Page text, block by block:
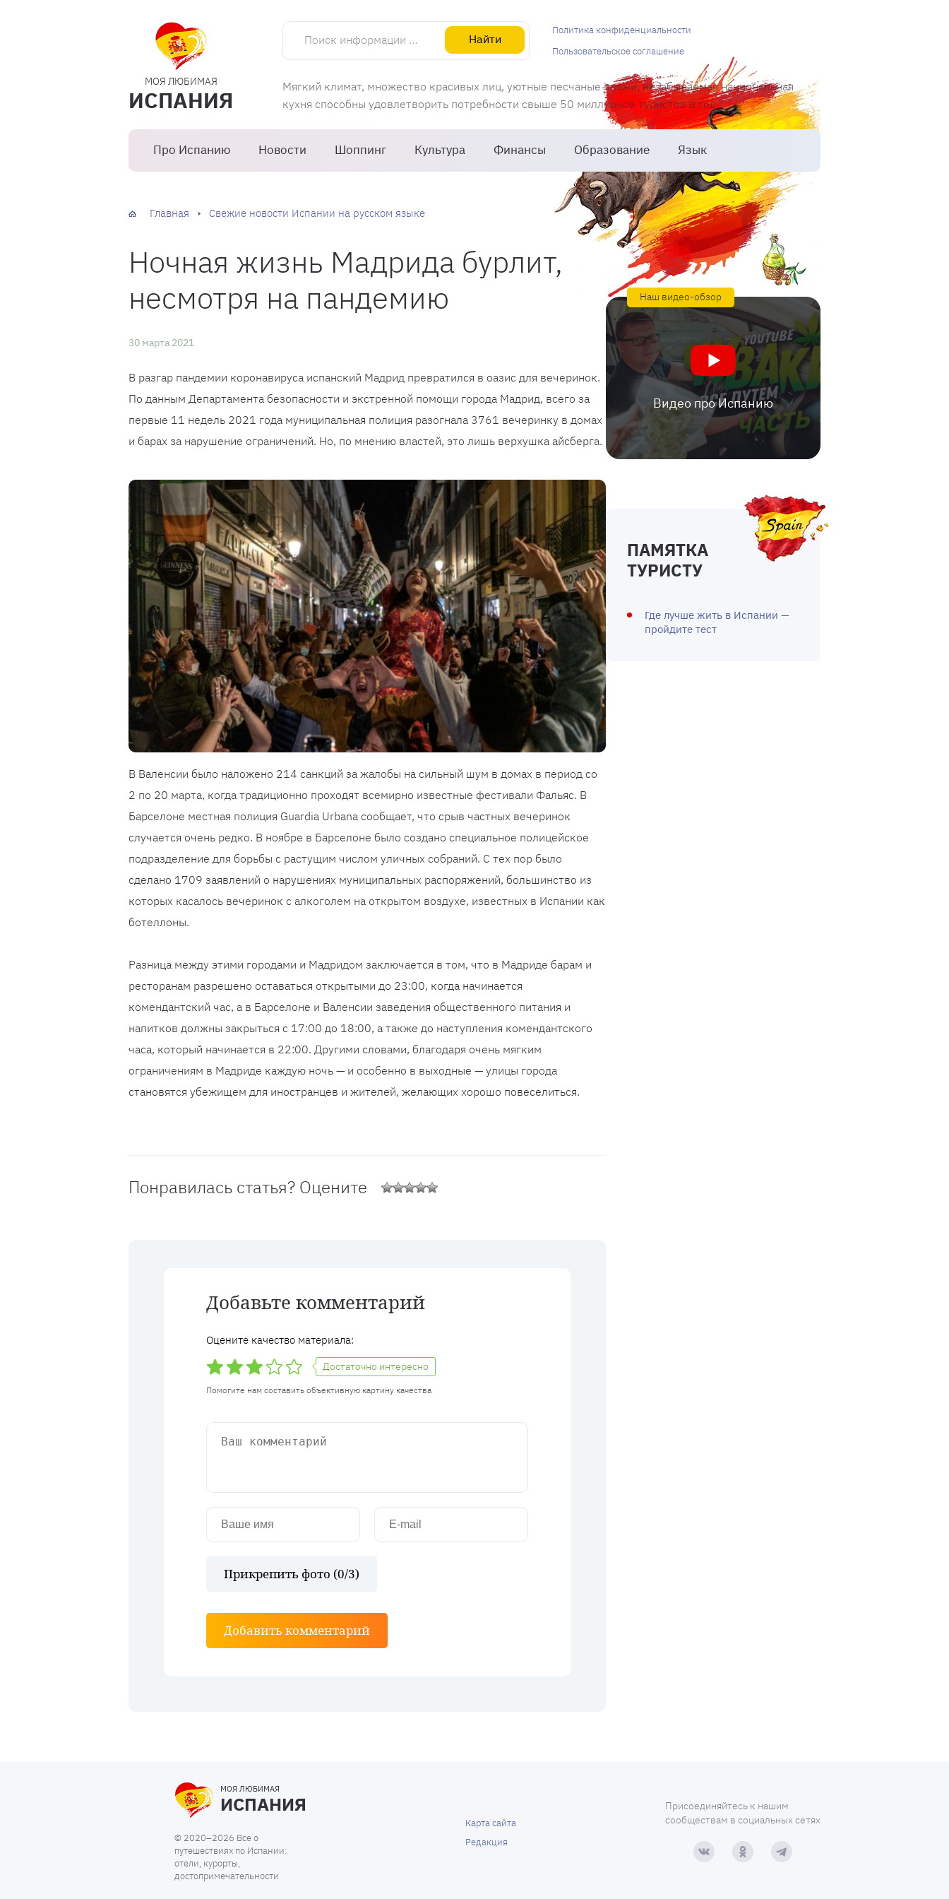
МОЯ ЛЮБИМАЯ
ИСПАНИЯ
Поиск информации об Испании
Найти
Мягкий климат, множество красивых лиц, уютные песчаные пляжи, незабываемая национальная
кухня способны удовлетворить потребности свыше 50 миллионов туристов в год.
Про Испанию Новости Шоппинг Культура Финансы Образование Язык
Политика конфиденциальности
Пользовательское соглашение
Главная Свежие новости Испании на русском языке
Ночная жизнь Мадрида бурлит,
несмотря на пандемию
30 марта 2021
В разгар пандемии коронавируса испанский Мадрид превратился в оазис для вечеринок.
По данным Департамента безопасности и экстренной помощи города Мадрид, всего за
первые 11 недель 2021 года муниципальная полиция разогнала 3761 вечеринку в домах
и барах за нарушение ограничений. Но, по мнению властей, это лишь верхушка айсберга.
В Валенсии было наложено 214 санкций за жалобы на сильный шум в домах в период со
2 по 20 марта, когда традиционно проходят всемирно известные фестивали Фальяс. В
Барселоне местная полиция Guardia Urbana сообщает, что срыв частных вечеринок
случается очень редко. В ноябре в Барселоне было создано специальное полицейское
подразделение для борьбы с растущим числом уличных собраний. С тех пор было
сделано 1709 заявлений о нарушениях муниципальных распоряжений, большинство из
которых касалось вечеринок с алкоголем на открытом воздухе, известных в Испании как
ботеллоны.
Разница между этими городами и Мадридом заключается в том, что в Мадриде барам и
ресторанам разрешено оставаться открытыми до 23:00, когда начинается
комендантский час, а в Барселоне и Валенсии заведения общественного питания и
напитков должны закрыться с 17:00 до 18:00, а также до наступления комендантского
часа, который начинается в 22:00. Другими словами, благодаря очень мягким
ограничениям в Мадриде каждую ночь — и особенно в выходные — улицы города
становятся убежищем для иностранцев и жителей, желающих хорошо повеселиться.
Понравилась статья? Оцените
Добавьте комментарий
Оцените качество материала:
Достаточно интересно
Помогите нам составить объективную картину качества
Прикрепить фото (0/3)
Добавить комментарий
Наш видео-обзор
Видео про Испанию
ПАМЯТКА
ТУРИСТУ
Где лучше жить в Испании —
пройдите тест
МОЯ ЛЮБИМАЯ
ИСПАНИЯ
© 2020–2026 Все о
путешествиях по Испании:
отели, курорты,
достопримечательности
Карта сайта
Редакция
Присоединяйтесь к нашим
сообществам в социальных сетях